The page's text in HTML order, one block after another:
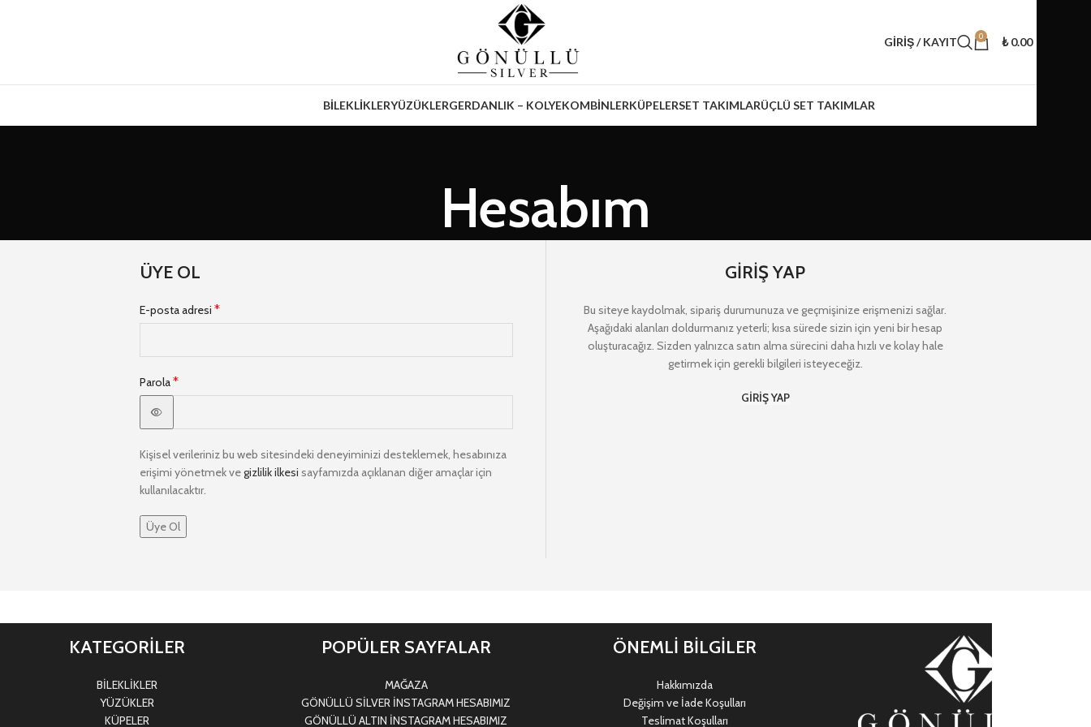
GIRIŞ / KAYIT 0 ₺0.00
BİLEKLİKLERYÜZÜKLERGERDANLIK – KOLYEKOMBİNLERKÜPELERSET TAKIMLARÜÇLÜ SET TAKIMLAR
Hesabım
ÜYE OL
E-posta adresi *
Parola*
Kişisel verileriniz bu web sitesindeki deneyiminizi desteklemek, hesabınıza
erişimi yönetmek vegizlilik ilkesi sayfamızda açıklanan diğer amaçlar için
kullanılacaktır.
Üye Ol
GIRIŞ YAP
Bu siteye kaydolmak, sipariş durumunuza ve geçmişinize erişmenizi sağlar.
Aşağıdaki alanları doldurmanız yeterli; kısa sürede sizin için yeni bir hesap
oluşturacağız. Sizden yalnızca satın alma sürecini daha hızlı ve kolay hale
getirmek için gerekli bilgileri isteyeceğiz.
GIRIŞ YAP
KATEGORİLER
BİLEKLİKLER
YÜZÜKLER
KÜPELER
POPÜLER SAYFALAR
MAĞAZA
GÖNÜLLÜ SİLVER İNSTAGRAM HESABIMIZ
GÖNÜLLÜ ALTIN İNSTAGRAM HESABIMIZ
ÖNEMLİ BİLGİLER
Hakkımızda
Değişim ve İade Koşulları
Teslimat Koşulları